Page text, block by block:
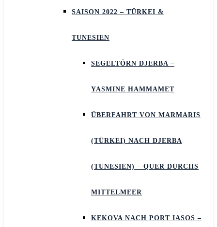
SAISON 2022 – TÜRKEI &
TUNESIEN
SEGELTÖRN DJERBA –
YASMINE HAMMAMET
ÜBERFAHRT VON MARMARIS
(TÜRKEI) NACH DJERBA
(TUNESIEN) – QUER DURCHS
MITTELMEER
KEKOVA NACH PORT IASOS –